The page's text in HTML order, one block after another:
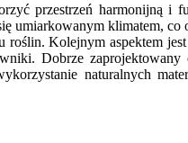
przestrzeń harmonijną i
umiarkowanym klimatem,
Kolejnym aspektem
Dobrze
naturalnych